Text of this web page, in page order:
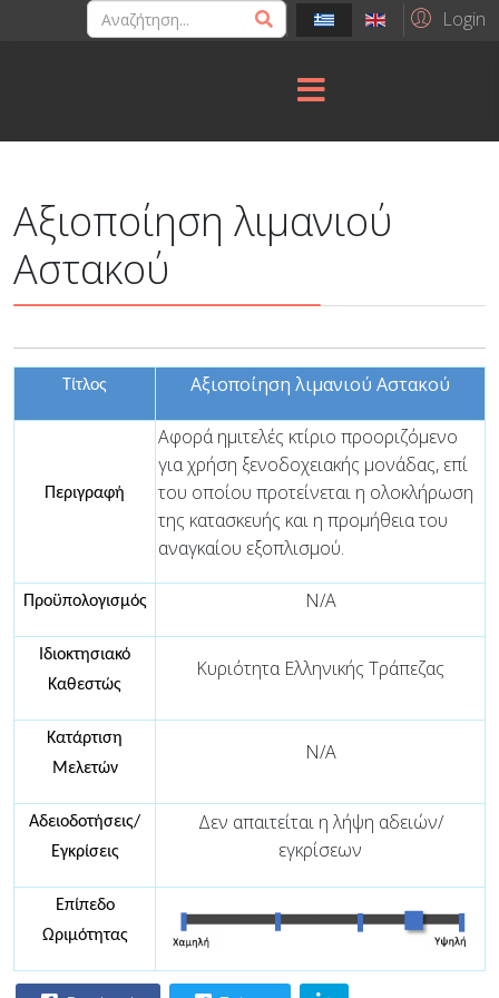
Login
Αξιοποίηση λιμανιού
Αστακού
Τίτλος Αξιοποίηση λιμανιού Αστακού
Περιγραφή
Αφορά ημιτελές κτίριο προοριζόμενο
για χρήση ξενοδοχειακής μονάδας, επί
του οποίου προτείνεται η ολοκλήρωση
της κατασκευής και η προμήθεια του
αναγκαίου εξοπλισμού.
Προϋπολογισμός N/A
Ιδιοκτησιακό
Καθεστώς
Κυριότητα Ελληνικής Τράπεζας
Κατάρτιση
Μελετών
N/A
Αδειοδοτήσεις/
Εγκρίσεις
Δεν απαιτείται η λήψη αδειών/
εγκρίσεων
Επίπεδο
Ωριμότητας